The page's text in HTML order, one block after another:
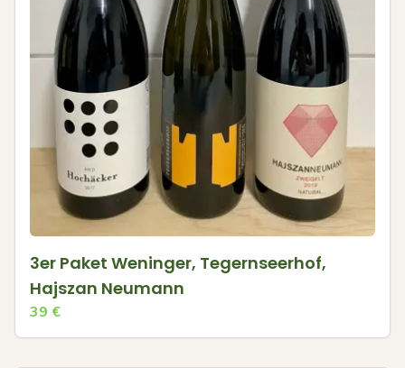
3er Paket Weninger, Tegernseerhof,
Hajszan Neumann
39 €